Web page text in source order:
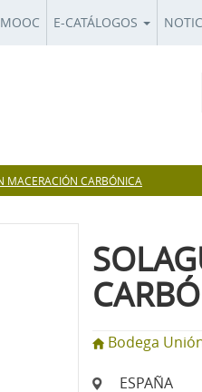
MOOC E-CATÁLOGOS
MACERACIÓN CARBÓNICA
Bodega
ESPAÑA